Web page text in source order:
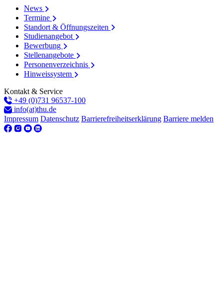
News
Termine
Standort & Öffnungszeiten
Studienangebot
Bewerbung
Stellenangebote
Personenverzeichnis
Hinweissystem
Kontakt & Service
+49 (0)731 96537-100
info(at)thu.de
Impressum Datenschutz Barrierefreiheitserklärung Barriere melden